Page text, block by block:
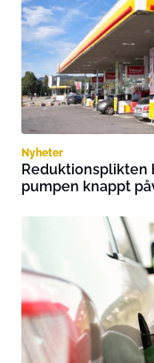
Nyheter
Reduktionsplikten
pumpen knappt